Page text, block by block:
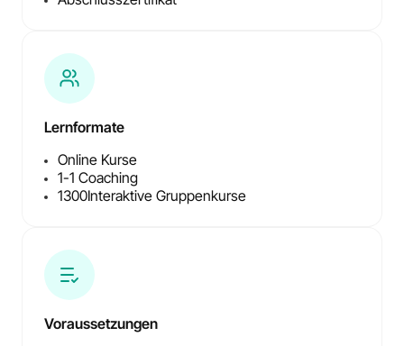
Lernformate
Online Kurse
1-1 Coaching
1300Interaktive Gruppenkurse
Voraussetzungen